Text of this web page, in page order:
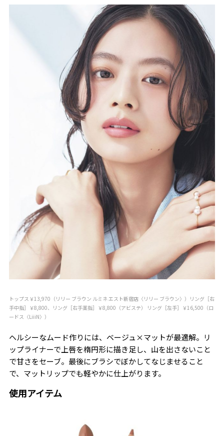
トップス￥13,970（リリー ブラウン ルミネ エスト新宿店〈リリー ブラウン〉）リング［右
手中指］￥8,800、リング［右手薬指］￥8,800（アビステ） リング［左手］￥16,500（ロ
ードス〈LiiiN〉）
ヘルシーなムード作りには、ベージュ×マットが最適解。リ
ップライナーで上唇を楕円形に描き足し、山を出さないこと
で甘さをセーブ。最後にブラシでぼかしてなじませること
で、マットリップでも軽やかに仕上がります。
使用アイテム